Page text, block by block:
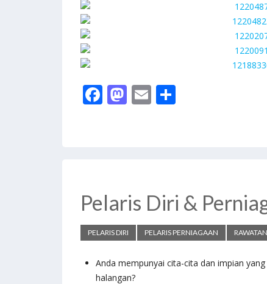
F
o
k
M
n
E
Pelaris Diri &
PELARIS DIRI PELARIS PERNIAGAAN
Anda mempunyai cita-cita dan impian
halangan?